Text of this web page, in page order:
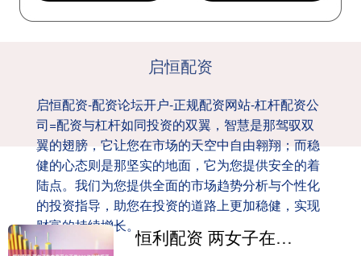
启恒配资
启恒配资-配资论坛开户-正规配资网站-杠杆配资公
司=配资与杠杆如同投资的双翼，智慧是那驾驭双
翼的翅膀，它让您在市场的天空中自由翱翔；而稳
健的心态则是那坚实的地面，它为您提供安全的着
陆点。我们为您提供全面的市场趋势分析与个性化
的投资指导，助您在投资的道路上更加稳健，实现
财富的持续增长。
恒利配资 两女子在电商平台下单236次均被拒开发票，平台称“无法强制商家开票”，税务部门回应